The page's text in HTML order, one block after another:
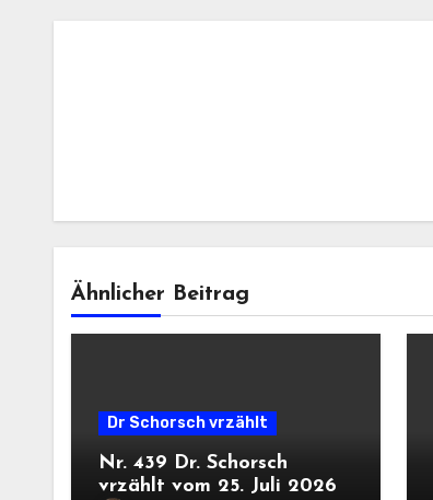
Ähnlicher Beitrag
Dr Schorsch vrzählt
Nr. 439 Dr. Schorsch
vrzählt vom 25. Juli 2026